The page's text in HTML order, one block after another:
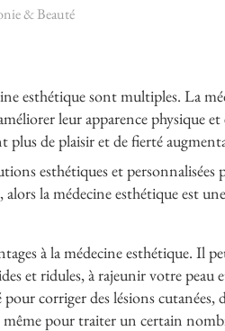
& Beauté
esthétique sont multiples. La
leur apparence physique et
plus de plaisir et de fierté
esthétiques et
la médecine esthétique est
à la médecine esthétique. Il
et ridules, à rajeunir votre
corriger des lésions cutanées,
pour traiter un certain